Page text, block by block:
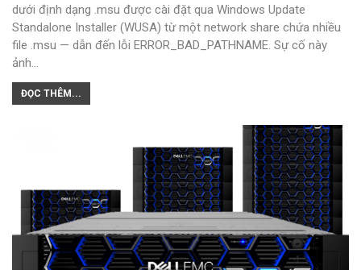
dưới định dạng .msu được cài đặt qua Windows Update
Standalone Installer (WUSA) từ một network share chứa nhiều
file .msu — dẫn đến lỗi ERROR_BAD_PATHNAME. Sự cố này
ảnh…
ĐỌC THÊM...